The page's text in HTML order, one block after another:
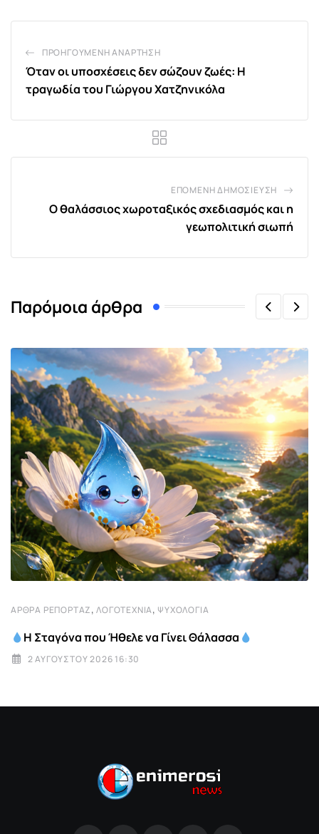
ΠΡΟΗΓΟΎΜΕΝΗ ΑΝΆΡΤΗΣΗ
Όταν οι υποσχέσεις δεν σώζουν ζωές: Η
τραγωδία του Γιώργου Χατζηνικόλα
ΕΠΌΜΕΝΗ ΔΗΜΟΣΊΕΥΣΗ
Ο θαλάσσιος χωροταξικός σχεδιασμός και η
γεωπολιτική σιωπή
Παρόμοια άρθρα
ΆΡΘΡΑ ΡΕΠΟΡΤΆΖ,ΛΟΓΟΤΕΧΝΊΑ, ΨΥΧΟΛΟΓΊΑ
Η Σταγόνα που Ήθελε να Γίνει Θάλασσα
2 ΑΥΓΟΎΣΤΟΥ 2026 16:30